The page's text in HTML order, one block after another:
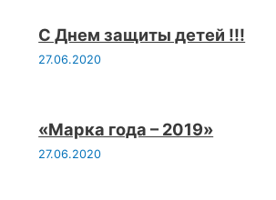
С Днем защиты детей !!!
27.06.2020
«Марка года – 2019»
27.06.2020